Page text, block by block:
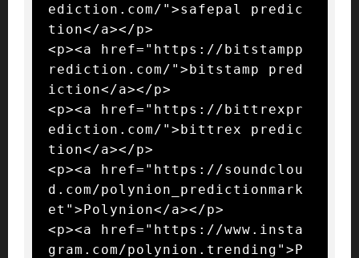
ediction.com/">safepal predic
tion</a></p>
<p><a href="https://bitstampp
rediction.com/">bitstamp pred
iction</a></p>
<p><a href="https://bittrexpr
ediction.com/">bittrex predic
tion</a></p>
<p><a href="https://soundclou
d.com/polynion_predictionmark
et">Polynion</a></p>
<p><a href="https://www.insta
gram.com/polynion.trending">P